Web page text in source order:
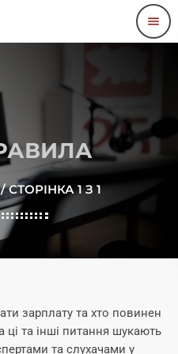
menu
СТОРІНКА 1 З 1
зарплату та хто повинен
ці та інші питання шукають
та слухачами у